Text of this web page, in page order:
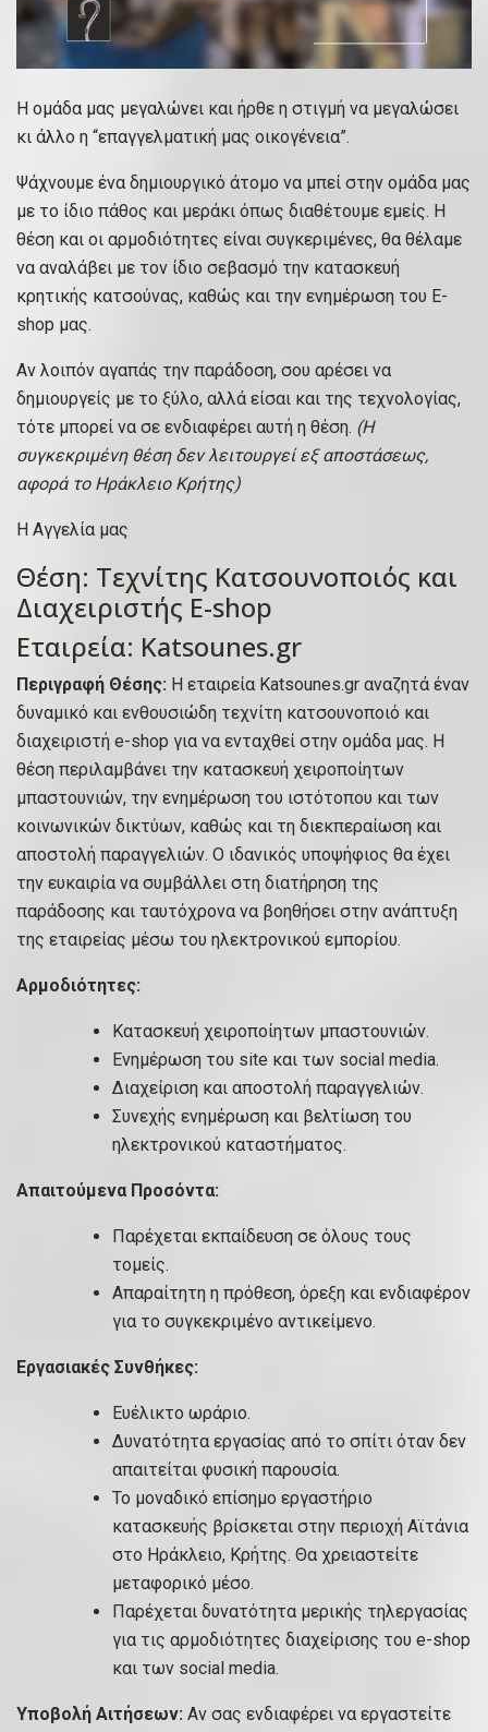
Η ομάδα μας μεγαλώνει και ήρθε η στιγμή να μεγαλώσει
κι άλλο η “επαγγελματική μας οικογένεια”.
Ψάχνουμε ένα δημιουργικό άτομο να μπεί στην ομάδα μας
με το ίδιο πάθος και μεράκι όπως διαθέτουμε εμείς. Η
θέση και οι αρμοδιότητες είναι συγκεριμένες, θα θέλαμε
να αναλάβει με τον ίδιο σεβασμό την κατασκευή
κρητικής κατσούνας, καθώς και την ενημέρωση του E-
shop μας.
Αν λοιπόν αγαπάς την παράδοση, σου αρέσει να
δημιουργείς με το ξύλο, αλλά είσαι και της τεχνολογίας,
τότε μπορεί να σε ενδιαφέρει αυτή η θέση. (Η
συγκεκριμένη θέση δεν λειτουργεί εξ αποστάσεως,
αφορά το Ηράκλειο Κρήτης)
Η Αγγελία μας
Θέση: Τεχνίτης Κατσουνοποιός και
Διαχειριστής E-shop
Εταιρεία: Katsounes.gr
Περιγραφή Θέσης: Η εταιρεία Katsounes.gr αναζητά έναν
δυναμικό και ενθουσιώδη τεχνίτη κατσουνοποιό και
διαχειριστή e-shop για να ενταχθεί στην ομάδα μας. Η
θέση περιλαμβάνει την κατασκευή χειροποίητων
μπαστουνιών, την ενημέρωση του ιστότοπου και των
κοινωνικών δικτύων, καθώς και τη διεκπεραίωση και
αποστολή παραγγελιών. Ο ιδανικός υποψήφιος θα έχει
την ευκαιρία να συμβάλλει στη διατήρηση της
παράδοσης και ταυτόχρονα να βοηθήσει στην ανάπτυξη
της εταιρείας μέσω του ηλεκτρονικού εμπορίου.
Αρμοδιότητες:
Κατασκευή χειροποίητων μπαστουνιών.
Ενημέρωση του site και των social media.
Διαχείριση και αποστολή παραγγελιών.
Συνεχής ενημέρωση και βελτίωση του
ηλεκτρονικού καταστήματος.
Απαιτούμενα Προσόντα:
Παρέχεται εκπαίδευση σε όλους τους
τομείς.
Απαραίτητη η πρόθεση, όρεξη και ενδιαφέρον
για το συγκεκριμένο αντικείμενο.
Εργασιακές Συνθήκες:
Ευέλικτο ωράριο.
Δυνατότητα εργασίας από το σπίτι όταν δεν
απαιτείται φυσική παρουσία.
Το μοναδικό επίσημο εργαστήριο
κατασκευής βρίσκεται στην περιοχή Αϊτάνια
στο Ηράκλειο, Κρήτης. Θα χρειαστείτε
μεταφορικό μέσο.
Παρέχεται δυνατότητα μερικής τηλεργασίας
για τις αρμοδιότητες διαχείρισης του e-shop
και των social media.
Υποβολή Αιτήσεων: Αν σας ενδιαφέρει να εργαστείτε